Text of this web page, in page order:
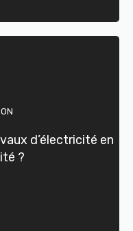
d’électricité en
?